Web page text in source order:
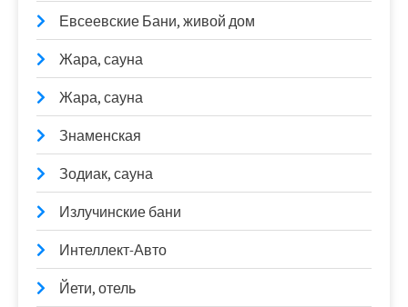
Евсеевские Бани, живой дом
Жара, сауна
Жара, сауна
Знаменская
Зодиак, сауна
Излучинские бани
Интеллект-Авто
Йети, отель